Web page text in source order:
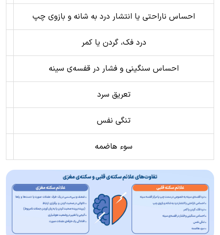
احساس ناراحتی یا انتشار درد به شانه و بازوی چپ
درد فک، گردن یا کمر
احساس سنگینی و فشار در قفسه‌ی سینه
تعریق سرد
تنگی نفس
سوء هاضمه